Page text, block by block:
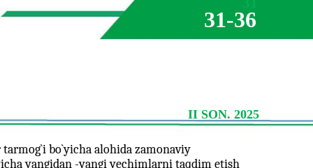
31-36
II SON. 2025
bo`yicha alohida zamonaviy
yangidan -yangi yechimlarni taqdim etish